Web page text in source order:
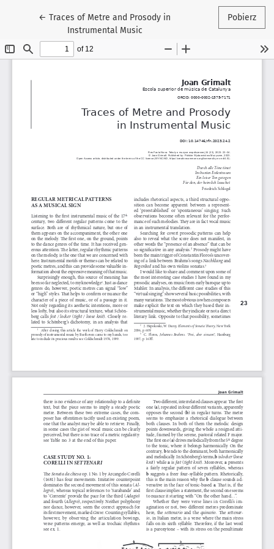
←Wróć do szczegółów artykułu
Traces of Metre and Prosody in
Instrumental Music
Pobierz